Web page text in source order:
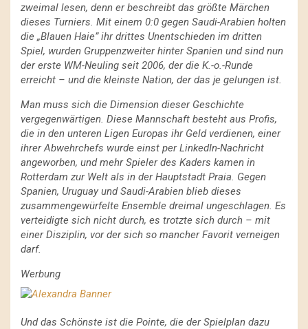
zweimal lesen, denn er beschreibt das größte Märchen
dieses Turniers. Mit einem 0:0 gegen Saudi-Arabien holten
die „Blauen Haie” ihr drittes Unentschieden im dritten
Spiel, wurden Gruppenzweiter hinter Spanien und sind nun
der erste WM-Neuling seit 2006, der die K.-o.-Runde
erreicht – und die kleinste Nation, der das je gelungen ist.
Man muss sich die Dimension dieser Geschichte
vergegenwärtigen. Diese Mannschaft besteht aus Profis,
die in den unteren Ligen Europas ihr Geld verdienen, einer
ihrer Abwehrchefs wurde einst per LinkedIn-Nachricht
angeworben, und mehr Spieler des Kaders kamen in
Rotterdam zur Welt als in der Hauptstadt Praia. Gegen
Spanien, Uruguay und Saudi-Arabien blieb dieses
zusammengewürfelte Ensemble dreimal ungeschlagen. Es
verteidigte sich nicht durch, es trotzte sich durch – mit
einer Disziplin, vor der sich so mancher Favorit verneigen
darf.
Werbung
Und das Schönste ist die Pointe, die der Spielplan dazu